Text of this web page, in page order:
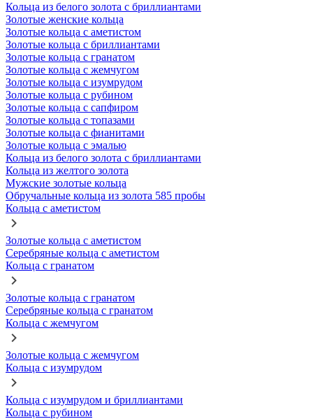
Кольца из белого золота с бриллиантами
Золотые женские кольца
Золотые кольца с аметистом
Золотые кольца с бриллиантами
Золотые кольца с гранатом
Золотые кольца с жемчугом
Золотые кольца с изумрудом
Золотые кольца с рубином
Золотые кольца с сапфиром
Золотые кольца с топазами
Золотые кольца с фианитами
Золотые кольца с эмалью
Кольца из белого золота с бриллиантами
Кольца из желтого золота
Мужские золотые кольца
Обручальные кольца из золота 585 пробы
Кольца с аметистом
Золотые кольца с аметистом
Серебряные кольца с аметистом
Кольца с гранатом
Золотые кольца с гранатом
Серебряные кольца с гранатом
Кольца с жемчугом
Золотые кольца с жемчугом
Кольца с изумрудом
Кольца с изумрудом и бриллиантами
Кольца с рубином